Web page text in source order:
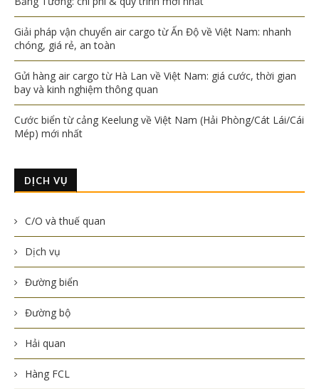
Giải pháp vận chuyển air cargo từ Ấn Độ về Việt Nam: nhanh
chóng, giá rẻ, an toàn
Gửi hàng air cargo từ Hà Lan về Việt Nam: giá cước, thời gian
bay và kinh nghiệm thông quan
Cước biển từ cảng Keelung về Việt Nam (Hải Phòng/Cát Lái/Cái
Mép) mới nhất
DỊCH VỤ
C/O và thuế quan
Dịch vụ
Đường biển
Đường bộ
Hải quan
Hàng FCL